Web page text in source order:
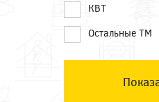
КВТ
Остальные ТМ
Техэнерго